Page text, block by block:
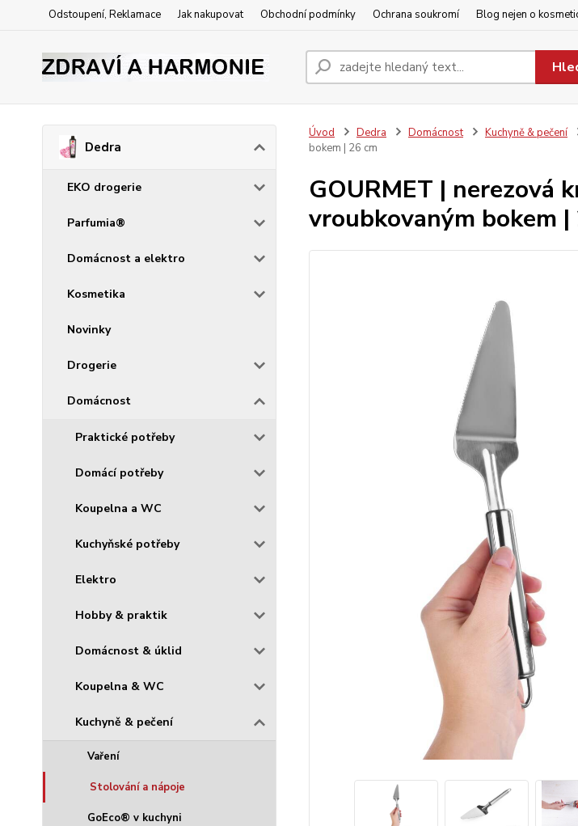
Odstoupení, Reklamace Jak nakupovat Obchodní podmínky Ochrana soukromí Blog nejen o
Dedra
EKO drogerie
Parfumia®
Domácnost a elektro
Kosmetika
Novinky
Drogerie
Domácnost
Praktické potřeby
Domácí potřeby
Koupelna a WC
Kuchyňské potřeby
Elektro
Hobby & praktik
Domácnost & úklid
Koupelna & WC
Kuchyně & pečení
Vaření
Stolování a nápoje
GoEco® v kuchyni
Úvod Dedra Domácnost Kuchyně & pečení
bokem | 26 cm
GOURMET | nerezová
vroubkovaným bokem |